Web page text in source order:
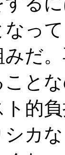
っ
だ
と
的
カ